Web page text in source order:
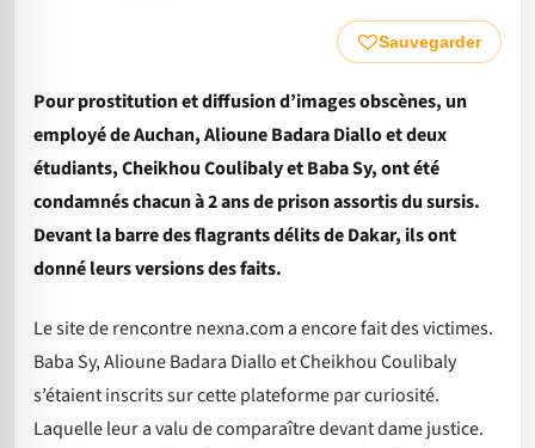
Sauvegarder
Pour prostitution et diffusion d’images obscènes, un
employé de Auchan, Alioune Badara Diallo et deux
étudiants, Cheikhou Coulibaly et Baba Sy, ont été
condamnés chacun à 2 ans de prison assortis du sursis.
Devant la barre des flagrants délits de Dakar, ils ont
donné leurs versions des faits.
Le site de rencontre nexna.com a encore fait des victimes.
Baba Sy, Alioune Badara Diallo et Cheikhou Coulibaly
s’étaient inscrits sur cette plateforme par curiosité.
Laquelle leur a valu de comparaître devant dame justice.